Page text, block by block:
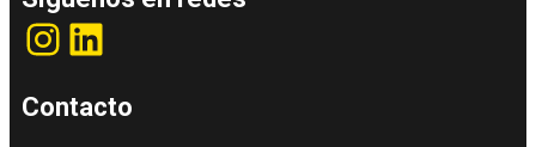
Instagram
LinkedIn
Contacto